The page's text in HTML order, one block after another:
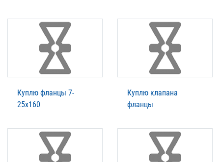
Куплю фланцы 7-
25х160
Куплю клапана
фланцы